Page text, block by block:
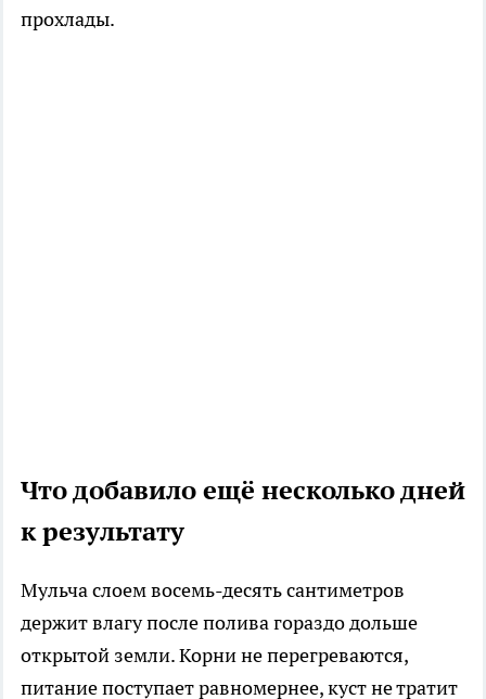
прохлады.
Что добавило ещё несколько дней
к результату
Мульча слоем восемь-десять сантиметров
держит влагу после полива гораздо дольше
открытой земли. Корни не перегреваются,
питание поступает равномернее, куст не тратит